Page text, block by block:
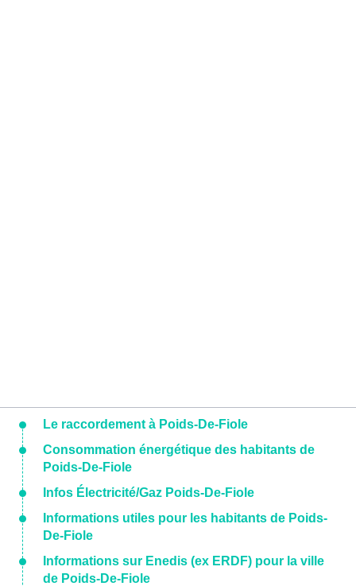
Le raccordement à Poids-De-Fiole
Consommation énergétique des habitants de
Poids-De-Fiole
Infos Électricité/Gaz Poids-De-Fiole
Informations utiles pour les habitants de Poids-
De-Fiole
Informations sur Enedis (ex ERDF) pour la ville
de Poids-De-Fiole